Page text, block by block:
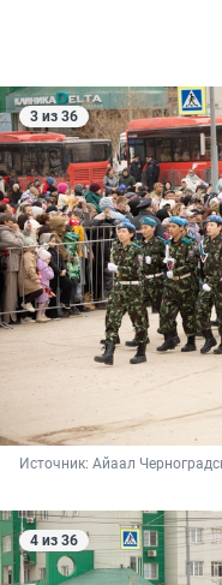
3 из 36
Источник: Айаал
4 из 36